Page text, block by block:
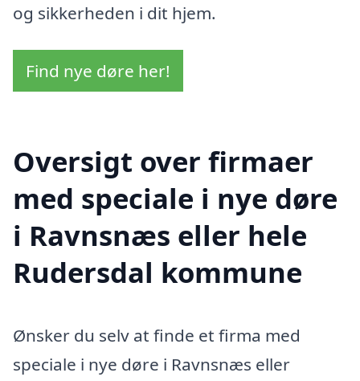
og sikkerheden i dit hjem.
Find nye døre her!
Oversigt over firmaer
med speciale i nye døre
i Ravnsnæs eller hele
Rudersdal kommune
Ønsker du selv at finde et firma med
speciale i nye døre i Ravnsnæs eller